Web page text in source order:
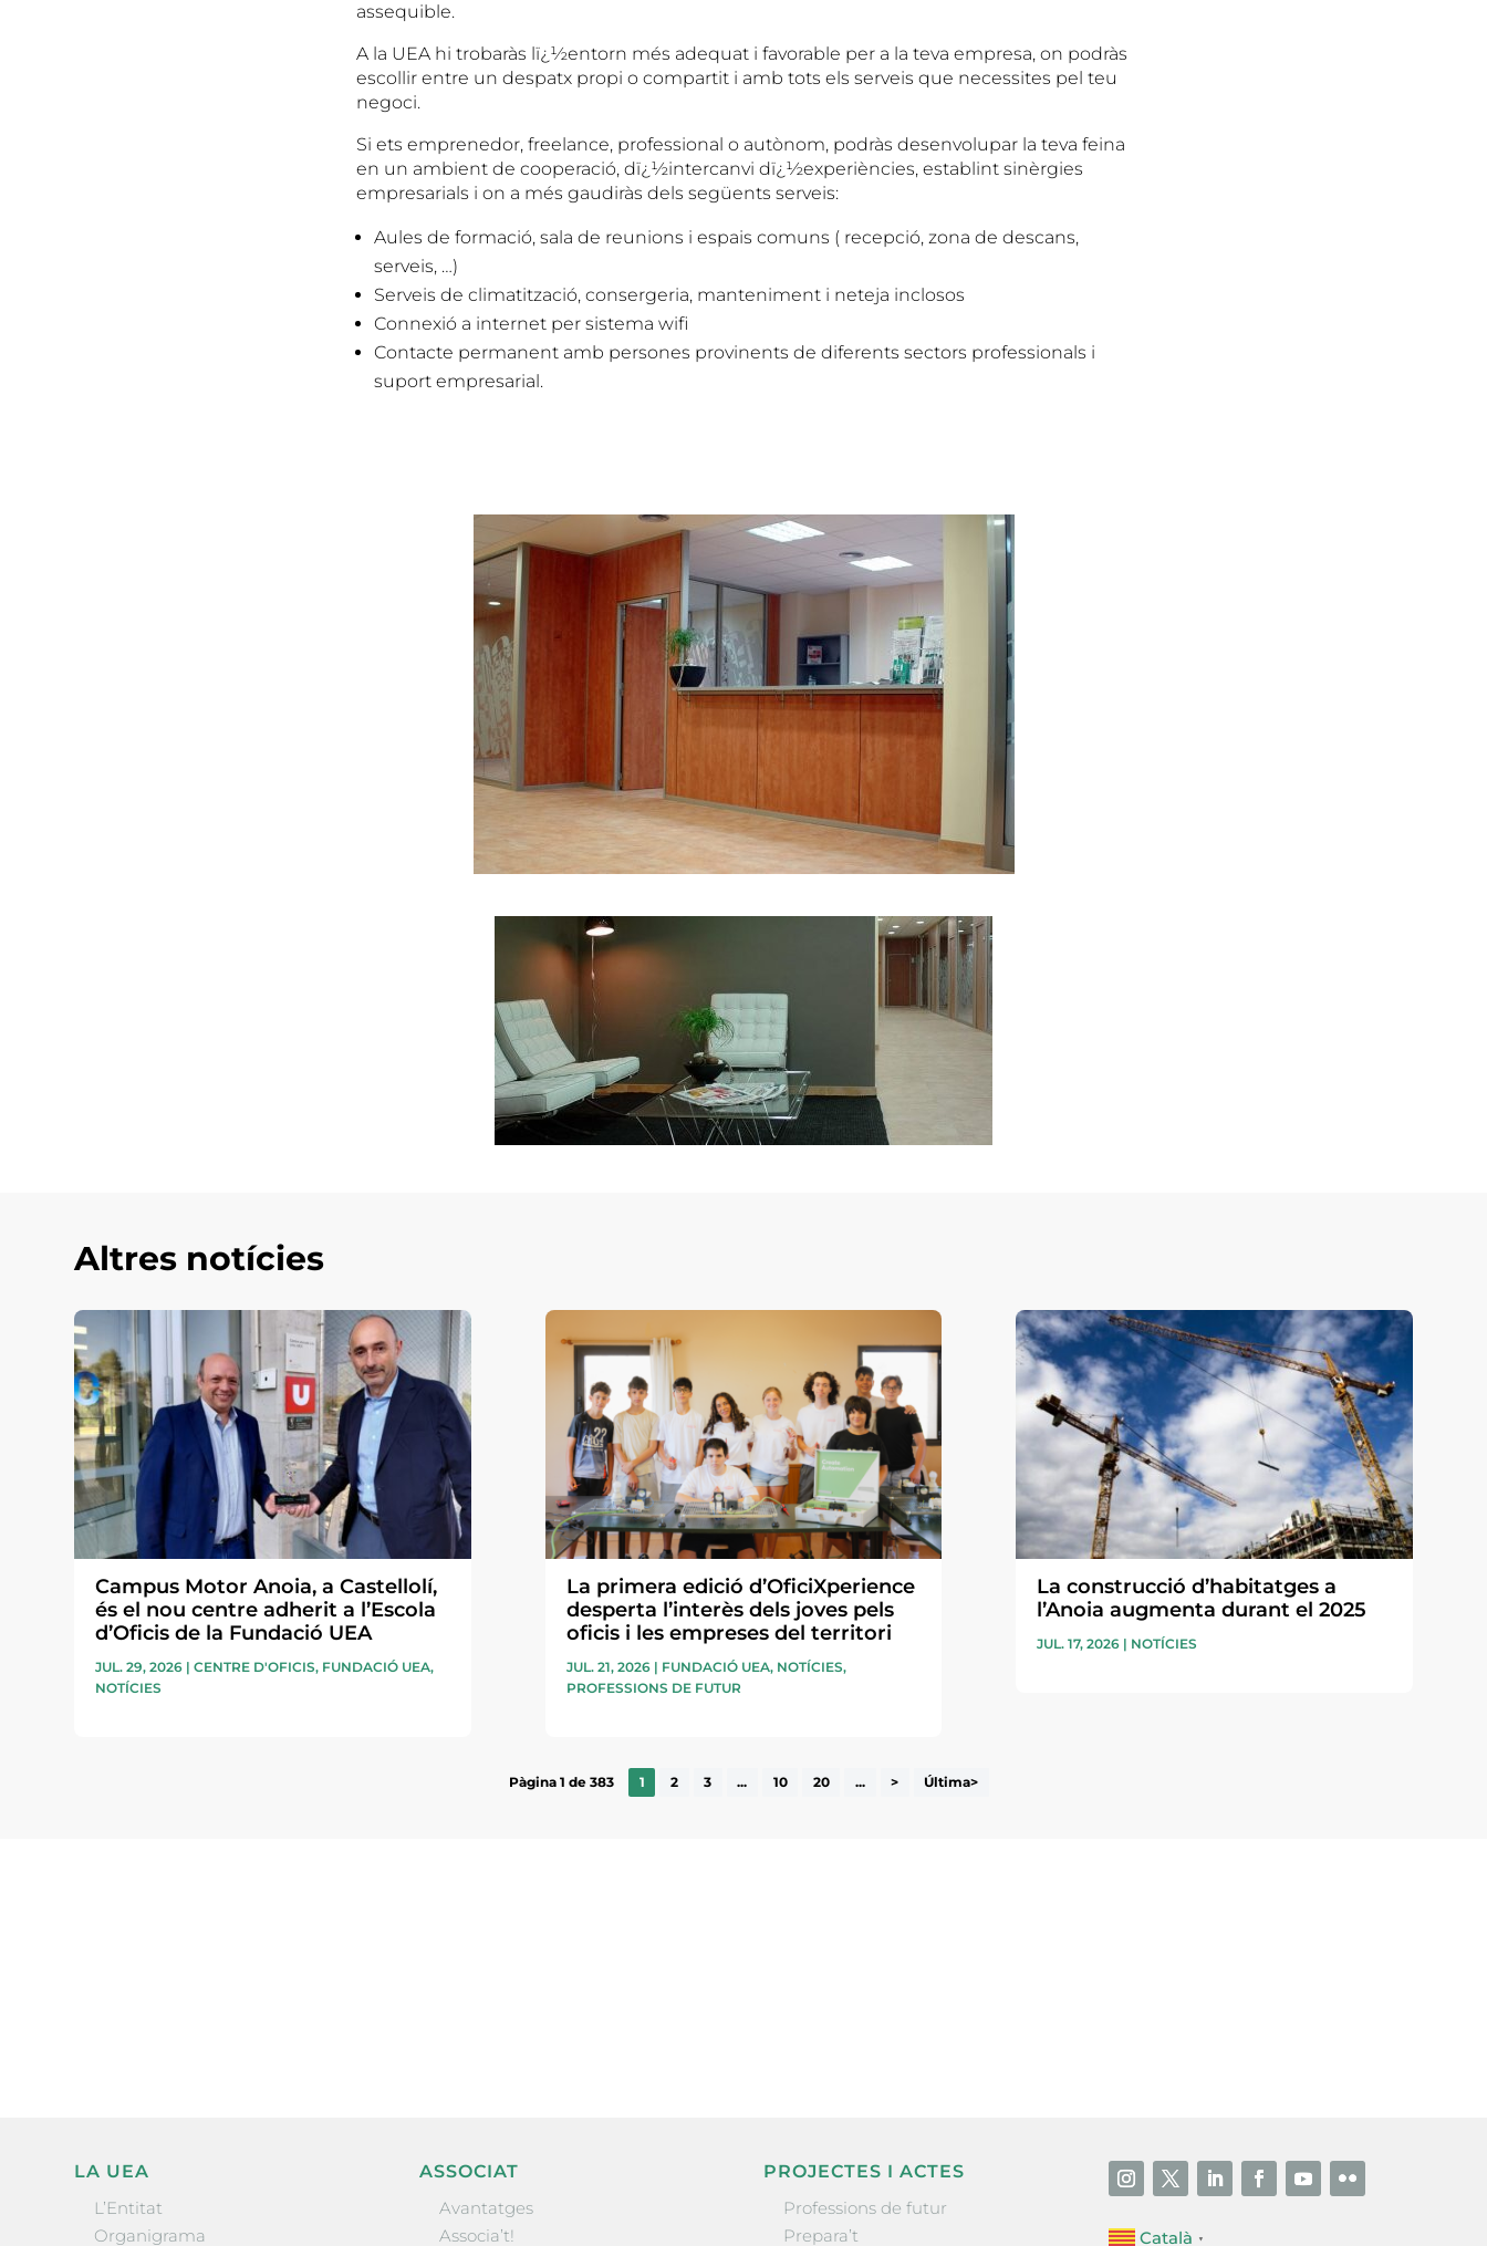
assequible.
A la UEA hi trobaràs lï¿½entorn més adequat i favorable per a la teva empresa, on podràs
escollir entre un despatx propi o compartit i amb tots els serveis que necessites pel teu
negoci.
Si ets emprenedor, freelance, professional o autònom, podràs desenvolupar la teva feina
en un ambient de cooperació, dï¿½intercanvi dï¿½experiències, establint sinèrgies
empresarials i on a més gaudiràs dels següents serveis:
Aules de formació, sala de reunions i espais comuns ( recepció, zona de descans,
serveis, …)
Serveis de climatització, consergeria, manteniment i neteja inclosos
Connexió a internet per sistema wifi
Contacte permanent amb persones provinents de diferents sectors professionals i
suport empresarial.
Altres notícies
Campus Motor Anoia, a Castellolí,
és el nou centre adherit a l’Escola
d’Oficis de la Fundació UEA
JUL. 29, 2026 |CENTRE D'OFICIS, FUNDACIÓ UEA,
NOTÍCIES
La primera edició d’OficiXperience
desperta l’interès dels joves pels
oficis i les empreses del territori
JUL. 21, 2026| FUNDACIÓ UEA, NOTÍCIES,
PROFESSIONS DE FUTUR
La construcció d’habitatges a
l’Anoia augmenta durant el 2025
JUL. 17, 2026| NOTÍCIES
Pàgina 1 de 383 1 2 3 ... 10 20 ... > Última>
LA UEA
L’Entitat
Organigrama
ASSOCIAT
Avantatges
Associa’t!
PROJECTES I ACTES
Professions de futur
Prepara’t
Català ▼